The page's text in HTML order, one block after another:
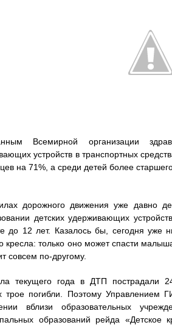
Всемирной организации
устройств в транспортных
на 71%, а среди детей более
дорожного движения уже давно
детских удерживающих
до 12 лет. Казалось бы, сегодня уже
кресла: только оно может спасти
совсем по-другому.
текущего года в ДТП пострадали
трое погибли. Поэтому
вблизи образовательных
образований рейда «Детское